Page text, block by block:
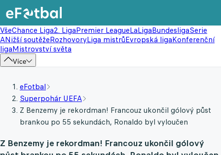
VšeChance Liga2. LigaPremier LeagueLaLigaBundesligaSerie
ANižší soutěžeRozhovoryLiga mistrůEvropská ligaKonferenční
ligaMistrovství světa
Více
eFotbal
Superpohár UEFA
Z Benzemy je rekordman! Francouz ukončil gólový půst
brankou po 55 sekundách, Ronaldo byl vyloučen
Z Benzemy je rekordman! Francouz ukončil gólový